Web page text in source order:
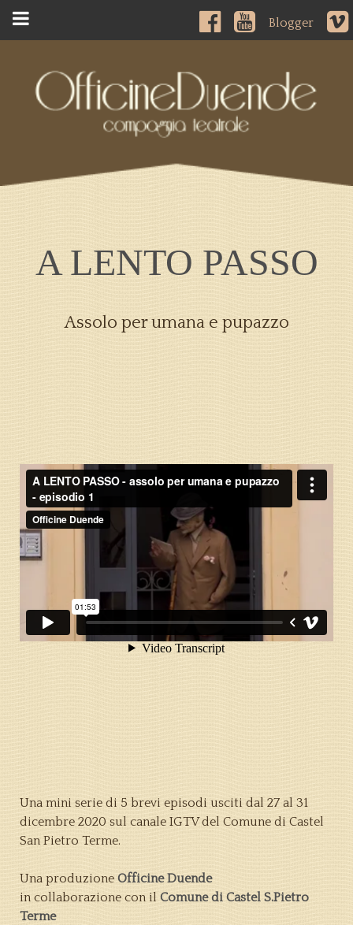
Blogger
A LENTO PASSO
Assolo per umana e pupazzo
Una mini serie di 5 brevi episodi usciti dal 27 al 31
dicembre 2020 sul canale IGTV del Comune di Castel
San Pietro Terme.
Una produzioneOfficine Duende
in collaborazione con il Comune di Castel S.Pietro
Terme